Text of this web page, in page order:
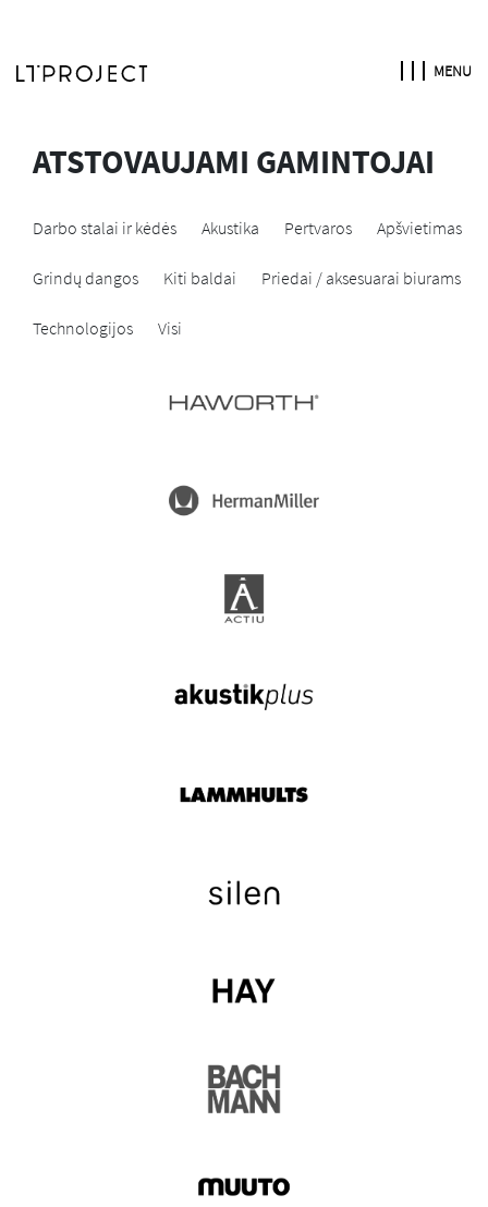
MENU
ATSTOVAUJAMI GAMINTOJAI
Darbo stalai ir kėdės Akustika Pertvaros Apšvietimas
Grindų dangos Kiti baldai Priedai / aksesuarai biurams
Technologijos Visi